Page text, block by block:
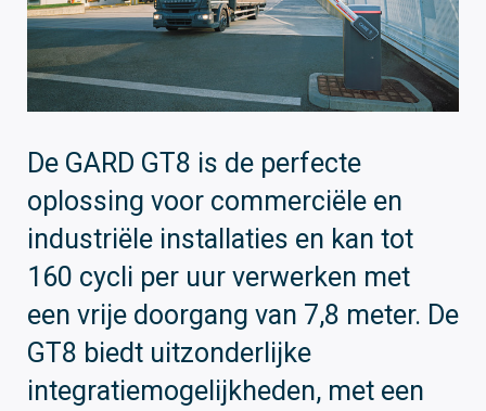
De GARD GT8 is de perfecte
oplossing voor commerciële en
industriële installaties en kan tot
160 cycli per uur verwerken met
een vrije doorgang van 7,8 meter. De
GT8 biedt uitzonderlijke
integratiemogelijkheden, met een